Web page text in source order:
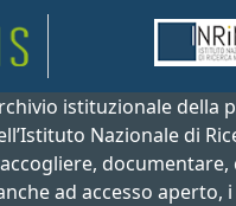
istituzionale della
Nazionale di
documentare,
ad accesso aperto,